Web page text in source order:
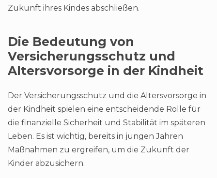
Zukunft ihres Kindes abschließen.
Die Bedeutung von
Versicherungsschutz und
Altersvorsorge in der Kindheit
Der Versicherungsschutz und die Altersvorsorge in
der Kindheit spielen eine entscheidende Rolle für
die finanzielle Sicherheit und Stabilität im späteren
Leben. Es ist wichtig, bereits in jungen Jahren
Maßnahmen zu ergreifen, um die Zukunft der
Kinder abzusichern.